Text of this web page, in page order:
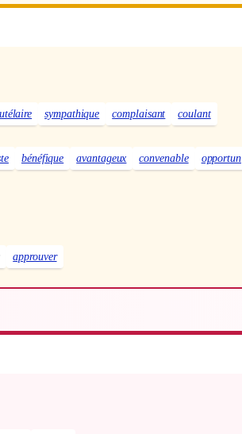
sympathique complaisant coulant
bénéfique avantageux convenable opportun
approuver